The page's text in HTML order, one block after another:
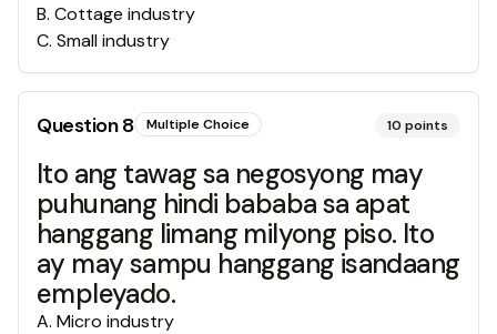
B. Cottage industry
C. Small industry
Question8 Multiple Choice 10 points
Ito ang tawag sa negosyong may
puhunang hindi bababa sa apat
hanggang limang milyong piso. Ito
ay may sampu hanggang isandaang
empleyado.
A. Micro industry